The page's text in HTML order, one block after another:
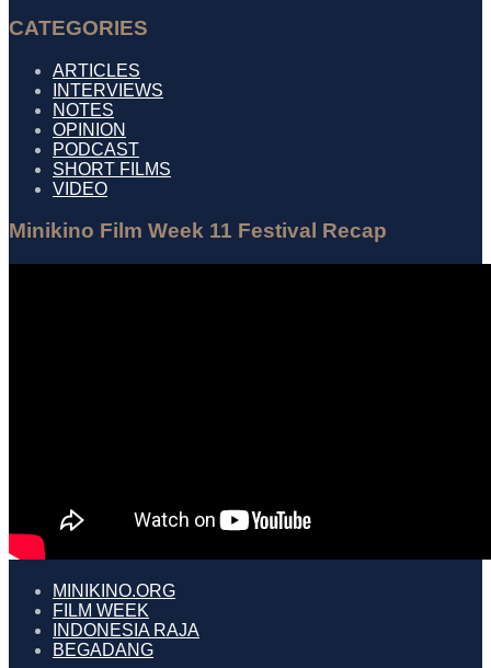
CATEGORIES
ARTICLES
INTERVIEWS
NOTES
OPINION
PODCAST
SHORT FILMS
VIDEO
Minikino Film Week 11 Festival Recap
MINIKINO.ORG
FILM WEEK
INDONESIA RAJA
BEGADANG